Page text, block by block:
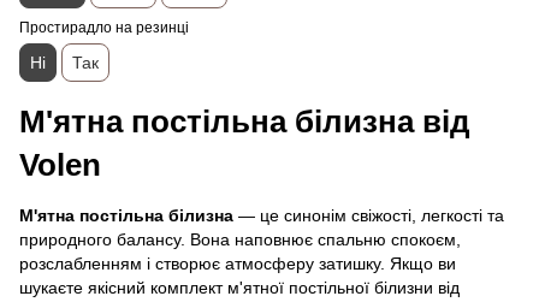
Простирадло на резинці
Ні Так
М'ятна постільна білизна від
Volen
М'ятна постільна білизна — це синонім свіжості, легкості та
природного балансу. Вона наповнює спальню спокоєм,
розслабленням і створює атмосферу затишку. Якщо ви
шукаєте якісний комплект м'ятної постільної білизни від